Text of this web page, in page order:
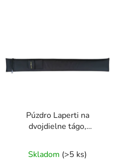
Púzdro Laperti na
dvojdielne tágo,
Skladom (>5 ks)